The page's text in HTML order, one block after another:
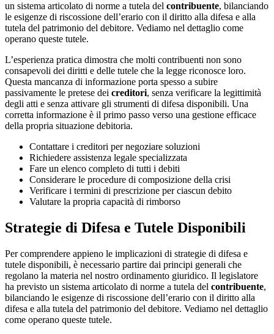
un sistema articolato di norme a tutela del contribuente, bilanciando
le esigenze di riscossione dell’erario con il diritto alla difesa e alla
tutela del patrimonio del debitore. Vediamo nel dettaglio come
operano queste tutele.
L’esperienza pratica dimostra che molti contribuenti non sono
consapevoli dei diritti e delle tutele che la legge riconosce loro.
Questa mancanza di informazione porta spesso a subire
passivamente le pretese dei creditori, senza verificare la legittimità
degli atti e senza attivare gli strumenti di difesa disponibili. Una
corretta informazione è il primo passo verso una gestione efficace
della propria situazione debitoria.
Contattare i creditori per negoziare soluzioni
Richiedere assistenza legale specializzata
Fare un elenco completo di tutti i debiti
Considerare le procedure di composizione della crisi
Verificare i termini di prescrizione per ciascun debito
Valutare la propria capacità di rimborso
Strategie di Difesa e Tutele Disponibili
Per comprendere appieno le implicazioni di strategie di difesa e
tutele disponibili, è necessario partire dai principi generali che
regolano la materia nel nostro ordinamento giuridico. Il legislatore
ha previsto un sistema articolato di norme a tutela del contribuente,
bilanciando le esigenze di riscossione dell’erario con il diritto alla
difesa e alla tutela del patrimonio del debitore. Vediamo nel dettaglio
come operano queste tutele.